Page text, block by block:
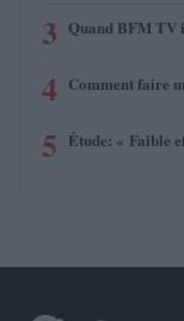
3 Quand BFM TV
4 Comment faire
5 Étude: « Faible